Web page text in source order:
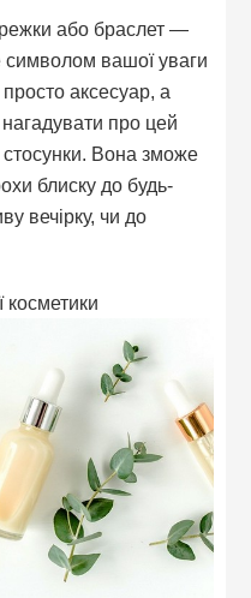
або браслет —
символом вашої уваги
аксесуар, а
про цей
стосунки. Вона зможе
блиску до будь-
вечірку, чи до
косметики